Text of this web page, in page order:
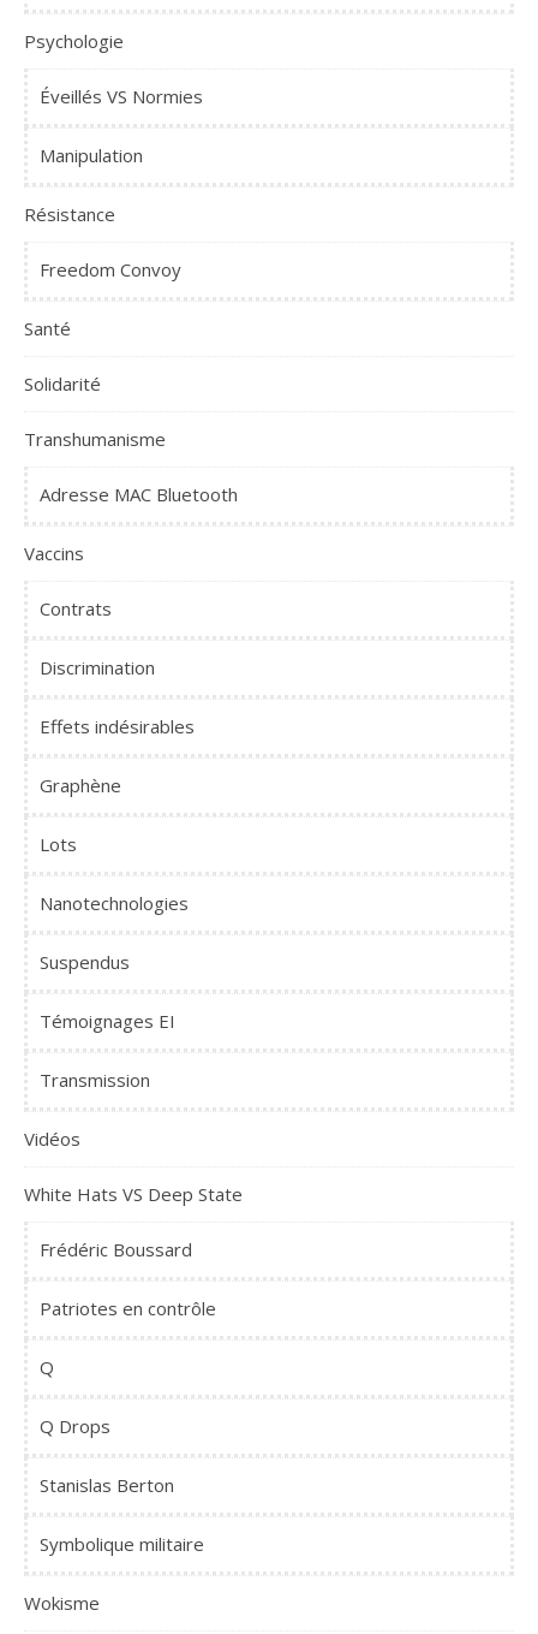
Psychologie
Éveillés VS Normies
Manipulation
Résistance
Freedom Convoy
Santé
Solidarité
Transhumanisme
Adresse MAC Bluetooth
Vaccins
Contrats
Discrimination
Effets indésirables
Graphène
Lots
Nanotechnologies
Suspendus
Témoignages EI
Transmission
Vidéos
White Hats VS Deep State
Frédéric Boussard
Patriotes en contrôle
Q
Q Drops
Stanislas Berton
Symbolique militaire
Wokisme